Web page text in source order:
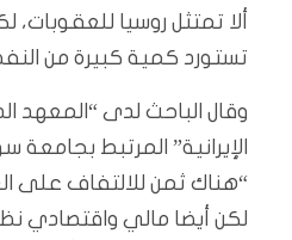
ألا تمتثل روسيا للعقوبات،
تستورد كمية كبيرة من
وقال الباحث لدى “المعهد
الإيرانية” المرتبط بجامعة
“هناك ثمن للالتفاف على
لكن أيضا مالي واقتصادي